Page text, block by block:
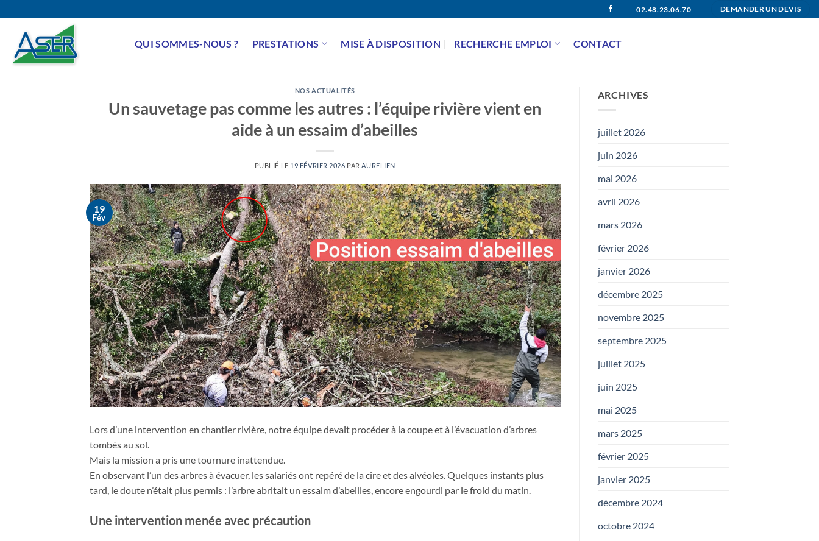
au
contenu
02.48.23.06.70 DEMANDER UN DEVIS
QUI SOMMES-NOUS ? PRESTATIONS MISE À DISPOSITION RECHERCHE EMPLOI CONTACT
NOS ACTUALITÉS
Un sauvetage pas comme les autres : l’équipe rivière vient en
aide à un essaim d’abeilles
PUBLIÉ LE 19 FÉVRIER 2026 PAR AURELIEN
19
Fév
Lors d’une intervention en chantier rivière, notre équipe devait procéder à la coupe et à l’évacuation d’arbres
tombés au sol.
Mais la mission a pris une tournure inattendue.
En observant l’un des arbres à évacuer, les salariés ont repéré de la cire et des alvéoles. Quelques instants plus
tard, le doute n’était plus permis : l’arbre abritait un essaim d’abeilles, encore engourdi par le froid du matin.
Une intervention menée avec précaution
ARCHIVES
juillet 2026
juin 2026
mai 2026
avril 2026
mars 2026
février 2026
janvier 2026
décembre 2025
novembre 2025
septembre 2025
juillet 2025
juin 2025
mai 2025
mars 2025
février 2025
janvier 2025
décembre 2024
octobre 2024